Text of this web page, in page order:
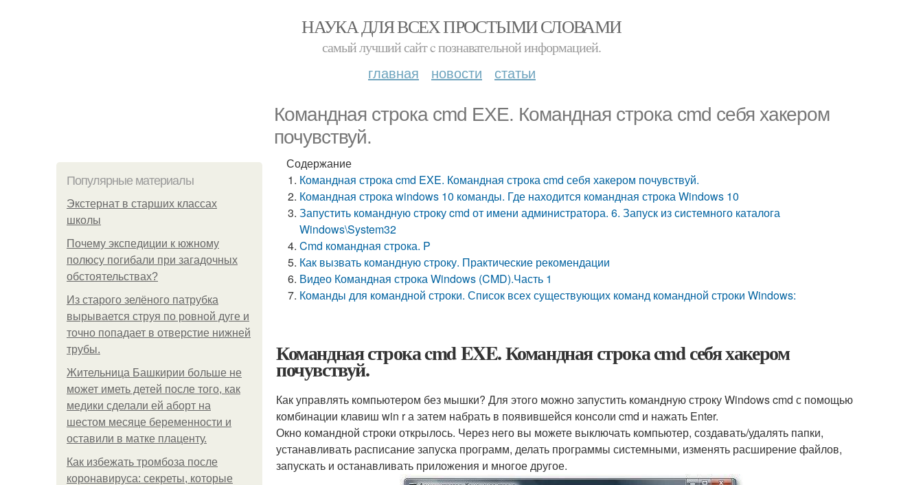
НАУКА ДЛЯ ВСЕХ ПРОСТЫМИ СЛОВАМИ
самый лучший сайт c познавательной информацией.
главная новости статьи
Командная строка cmd EXE. Командная строка cmd себя хакером
почувствуй.
Популярные материалы
Экстернат в старших классах
школы
Почему экспедиции к южному
полюсу погибали при загадочных
обстоятельствах?
Из старого зелёного патрубка
вырывается струя по ровной дуге и
точно попадает в отверстие нижней
трубы.
Жительница Башкирии больше не
может иметь детей после того, как
медики сделали ей аборт на
шестом месяце беременности и
оставили в матке плаценту.
Как избежать тромбоза после
коронавируса: секреты, которые
Содержание
Командная строка cmd EXE. Командная строка cmd себя хакером почувствуй.
Командная строка windows 10 команды. Где находится командная строка Windows 10
Запустить командную строку cmd от имени администратора. 6. Запуск из системного каталога
Windows\System32
Cmd командная строка. P
Как вызвать командную строку. Практические рекомендации
Видео Командная строка Windows (CMD).Часть 1
Команды для командной строки. Список всех существующих команд командной строки Windows:
Командная строка cmd EXE. Командная строка cmd себя хакером
почувствуй.
Как управлять компьютером без мышки? Для этого можно запустить командную строку Windows cmd с помощью
комбинации клавиш win r а затем набрать в появившейся консоли cmd и нажать Enter.
Окно командной строки открылось. Через него вы можете выключать компьютер, создавать/удалять папки,
устанавливать расписание запуска программ, делать программы системными, изменять расширение файлов,
запускать и останавливать приложения и многое другое.